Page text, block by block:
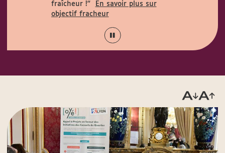
fraîcheur !"
En savoir plus sur
objectif fracheur